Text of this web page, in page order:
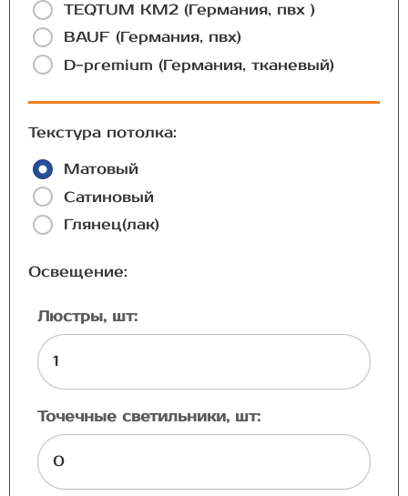
TEQTUM КМ2 (Германия, пвх )
BAUF (Германия, пвх)
D-premium (Германия, тканевый)
Текстура потолка:
Матовый
Сатиновый
Глянец(лак)
Освещение:
Люстры, шт:
Точечные светильники, шт: